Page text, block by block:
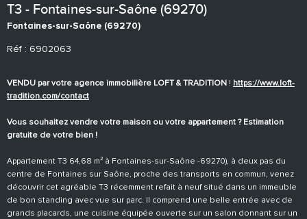
T3 - Fontaines-sur-Saône (69270)
Fontaines-sur-Saône (69270)
Réf : 6902063
VENDU par votre agence immobilière LOFT & TRADITION ! https://www.loft-
tradition.com/contact
Vous souhaitez vendre votre maison ou votre appartement ? Estimation
gratuite de votre bien !
Appartement T3 64,68 m² à Fontaines-sur-Saône -69270), à deux pas du
centre de Fontaines sur Saône, proche des transports en commun, venez
découvrir cet agréable T3 récemment refait à neuf situé dans un immeuble
de bon standing avec vue sur parc. Il comprend une belle entrée avec de
grands placards, une cuisine équipée ouverte sur un salon donnant sur un